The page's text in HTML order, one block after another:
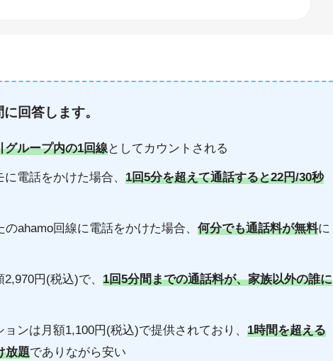
回答します。
グループ内の1回線としてカウントされる
に電話をかけた場合、1回5分を超えて通話すると22円/30秒
のahamo回線に電話をかけた場合、何分でも通話料が無料に
2,970円(税込)で、1回5分間までの通話料が、家族以外の誰に
ョンは月額1,100円(税込)で提供されており、1時間を超える
放題でありながら安い